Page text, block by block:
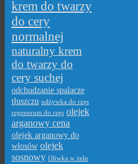
krem do twarzy
do cery
normalnej
naturalny krem
do twarzy do
cery suchej
odchudzanie spalacze
tłuszczu odżywka do rzęs
regenerum do rzęs olejek
arganowy cena
olejek arganowy do
włosów olejek
sosnowy Oliwka w żelu